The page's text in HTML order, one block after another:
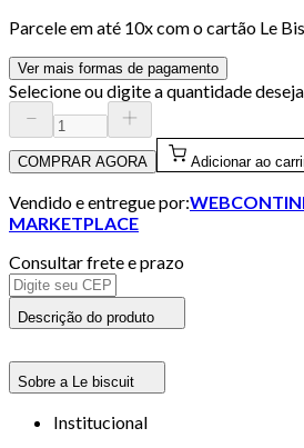
Parcele em até 10x com o cartão Le
Ver mais formas de pagamento
Selecione ou digite a quantidade
COMPRAR AGORA Adicionar ao
Vendido e entregue por:
MARKETPLACE
Consultar frete e prazo
Descrição do produto
Sobre a Le biscuit
Institucional